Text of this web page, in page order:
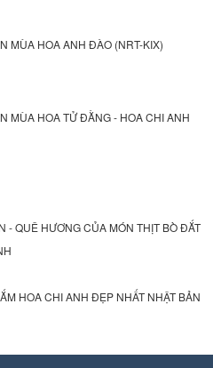
MÙA HOA ANH ĐÀO (NRT-KIX)
MÙA HOA TỬ ĐẰNG - HOA CHI ANH
- QUÊ HƯƠNG CỦA MÓN THỊT BÒ ĐẮT
HOA CHI ANH ĐẸP NHẤT NHẬT BẢN